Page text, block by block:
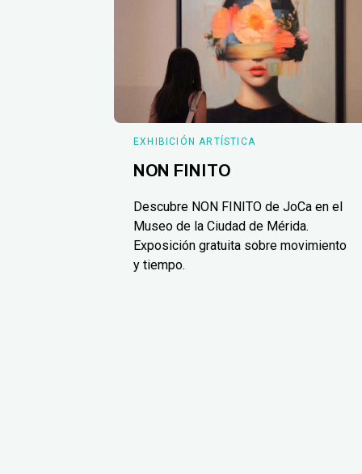
EXHIBICIÓN ARTÍSTICA
NON FINITO
Descubre NON FINITO de JoCa en el
Museo de la Ciudad de Mérida.
Exposición gratuita sobre movimiento
y tiempo.